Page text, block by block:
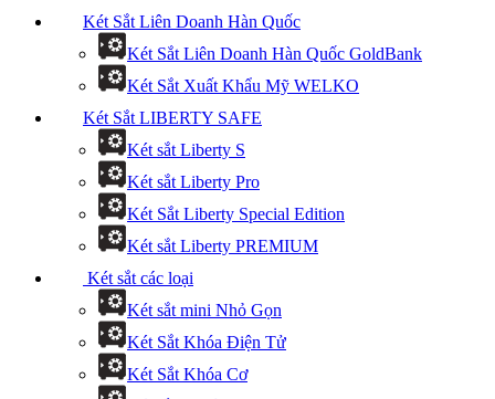
Két Sắt Liên Doanh Hàn Quốc
Két Sắt Liên Doanh Hàn Quốc GoldBank
Két Sắt Xuất Khẩu Mỹ WELKO
Két Sắt LIBERTY SAFE
Két sắt Liberty S
Két sắt Liberty Pro
Két Sắt Liberty Special Edition
Két sắt Liberty PREMIUM
Két sắt các loại
Két sắt mini Nhỏ Gọn
Két Sắt Khóa Điện Tử
Két Sắt Khóa Cơ